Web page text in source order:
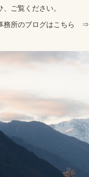
、ご覧ください。
務所のブログはこちら ⇒